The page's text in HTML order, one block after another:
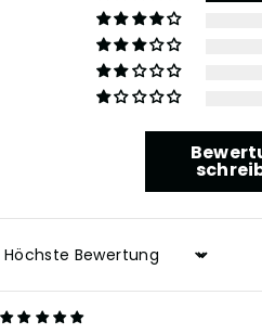
Sort by